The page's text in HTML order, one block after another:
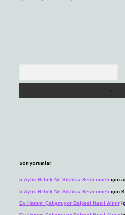
Son yorumlar
5 Aylık Bebek Ne Sıklıkta Beslenmeli için
5 Aylık Bebek Ne Sıklıkta Beslenmeli için
Ev Hanımı Çalışmıyor Belgesi Nasıl Alınır